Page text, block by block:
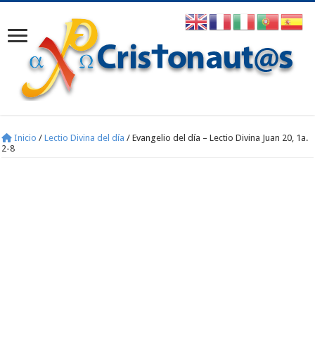
Inicio / Lectio Divina del día / Evangelio del día – Lectio Divina Juan 20, 1a.
2-8